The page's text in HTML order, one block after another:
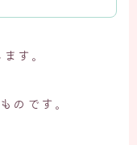
す。
のです。